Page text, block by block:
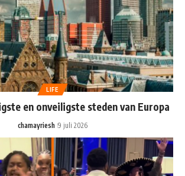
LIFE
en onveiligste steden van Europa
chamayriesh 9 juli 2026